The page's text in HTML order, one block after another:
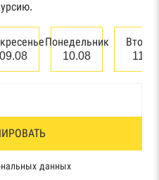
лиц
сведений о
лиц
и знаков обслуживания
09.08
Понедельник
10.08
11.08
данных